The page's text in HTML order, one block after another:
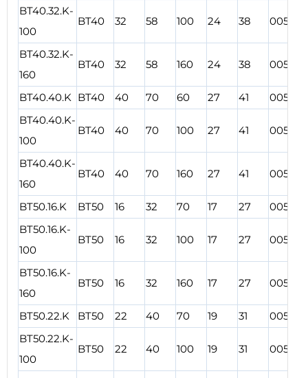
BT40.32.K-
100
BT40 32 58 100 24 38 00568
BT40.32.K-
160
BT40 32 58 160 24 38 00569
BT40.40.K BT40 40 70 60 27 41
00570
BT40.40.K-
100
BT40 40 70 100 27 41 00571
BT40.40.K-
160
BT40 40 70 160 27 41 00572
BT50.16.K BT50 16 32 70 17 27
00573
BT50.16.K-
100
BT50 16 32 100 17 27 00574
BT50.16.K-
160
BT50 16 32 160 17 27 00575
BT50.22.K BT50 22 40 70 19 31
00576
BT50.22.K-
100
BT50 22 40 100 19 31 00577